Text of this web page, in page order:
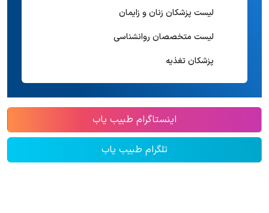
لیست پزشکان زنان و زایمان
لیست متخصصان روانشناسی
پزشکان تغذیه
اینستاگرام طبیب یاب
تلگرام طبیب یاب